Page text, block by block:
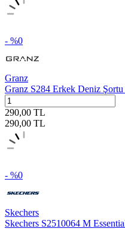
- %0
Granz
Granz S284 Erkek Deniz Şortu
290,00 TL
290,00 TL
- %0
Skechers
Skechers S2510064 M